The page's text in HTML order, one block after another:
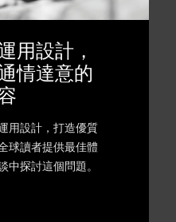
用設計，
情達意的
用設計，打造優質
球讀者提供最佳體
中探討這個問題。